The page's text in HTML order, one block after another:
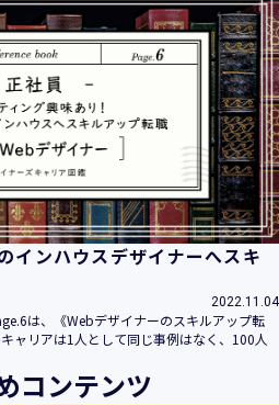
インハウスデザイナーへスキ
2022.11.04
は、《Webデザイナーのスキルアップ転
ャリアは1人として同じ事例はなく、100人
コンテンツ